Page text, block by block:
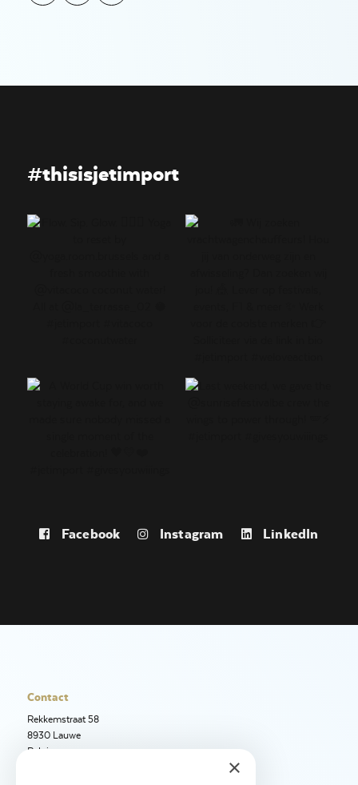
#thisisjetimport
Facebook Instagram LinkedIn
Contact
Rekkemstraat 58
8930 Lauwe
Belgique
×